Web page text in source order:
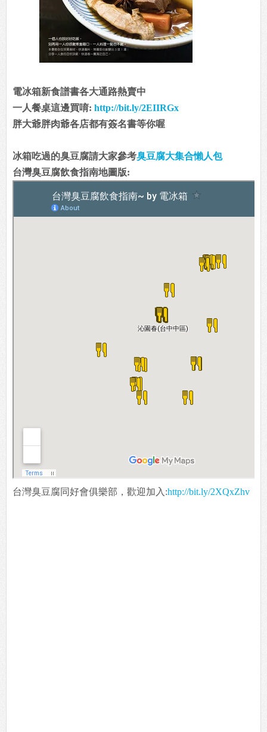
電冰箱新食譜書各大通路熱賣中
一人餐桌這邊買唷: http://bit.ly/2EIIRGx
胖大爺胖肉爺各店都有簽名書等你喔
冰箱吃過的臭豆腐請大家參考臭豆腐大集合懶人包
台灣臭豆腐飲食指南地圖版:
台灣臭豆腐同好會俱樂部，歡迎加入:http://bit.ly/2XQxZhv